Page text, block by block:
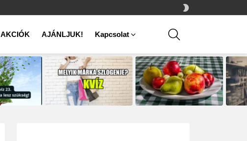
SKIN
AKCIÓK AJÁNLJUK! Kapcsolat